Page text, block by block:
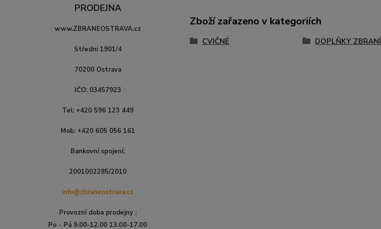
PRODEJNA
www.ZBRANEOSTRAVA.cz
Střední 1901/4
70200 Ostrava
IČO: 03457923
Tel: +420 596 123 449
Mob: +420 605 056 161
Bankovní spojení:
2001002285/2010
info@zbraneostrava.cz
Provozní doba prodejny :
Po - Pá 9.00-12.00 13.00-17.00
Zboží zařazeno v kategoriích
CVIČNÉ DOPLŇKY ZBRANÍ